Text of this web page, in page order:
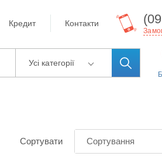
Кредит Контакти
Усі категорії
Сортувати Сортування